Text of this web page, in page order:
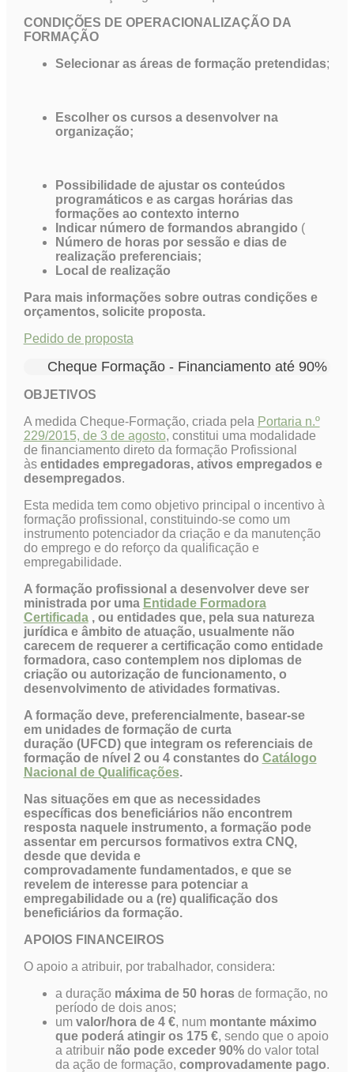
CONDIÇÕES DE OPERACIONALIZAÇÃO DA
FORMAÇÃO
Selecionar as áreas de formação pretendidas;
Escolher os cursos a desenvolver na
organização;
Possibilidade de ajustar os conteúdos
programáticos e as cargas horárias das
formações ao contexto interno
Indicar número de formandos abrangido (
Número de horas por sessão e dias de
realização preferenciais;
Local de realização
Para mais informações sobre outras condições e
orçamentos, solicite proposta.
Pedido de proposta
Cheque Formação - Financiamento até 90%
OBJETIVOS
A medida Cheque-Formação, criada pela Portaria n.º
229/2015, de 3 de agosto, constitui uma modalidade
de financiamento direto da formação Profissional
às entidades empregadoras, ativos empregados e
desempregados.
Esta medida tem como objetivo principal o incentivo à
formação profissional, constituindo-se como um
instrumento potenciador da criação e da manutenção
do emprego e do reforço da qualificação e
empregabilidade.
A formação profissional a desenvolver deve ser
ministrada por uma Entidade Formadora
Certificada, ou entidades que, pela sua natureza
jurídica e âmbito de atuação, usualmente não
carecem de requerer a certificação como entidade
formadora, caso contemplem nos diplomas de
criação ou autorização de funcionamento, o
desenvolvimento de atividades formativas.
A formação deve, preferencialmente, basear-se
em unidades de formação de curta
duração (UFCD) que integram os referenciais de
formação de nível 2 ou 4 constantes do Catálogo
Nacional de Qualificações.
Nas situações em que as necessidades
específicas dos beneficiários não encontrem
resposta naquele instrumento, a formação pode
assentar em percursos formativos extra CNQ,
desde que devida e
comprovadamente fundamentados, e que se
revelem de interesse para potenciar a
empregabilidade ou a (re) qualificação dos
beneficiários da formação.
APOIOS FINANCEIROS
O apoio a atribuir, por trabalhador, considera:
a duraçãomáxima de 50 horasde formação, no
período de dois anos;
um valor/hora de 4 €, num montante máximo
que poderá atingir os 175 €, sendo que o apoio
a atribuir não pode exceder 90% do valor total
da ação de formação, comprovadamente pago.